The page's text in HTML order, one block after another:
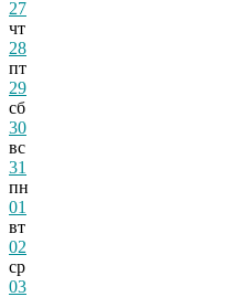
27
чт
28
пт
29
сб
30
вс
31
пн
01
вт
02
ср
03